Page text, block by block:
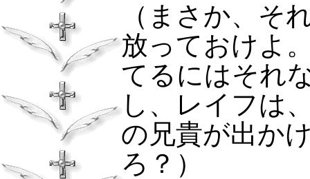
（まさか、そ
放っておけよ
てるにはそれ
し、レイフは
の兄貴が出か
ろ？）